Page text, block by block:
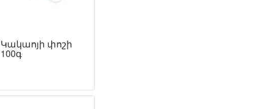
Կակաոյի փոշի
100գ